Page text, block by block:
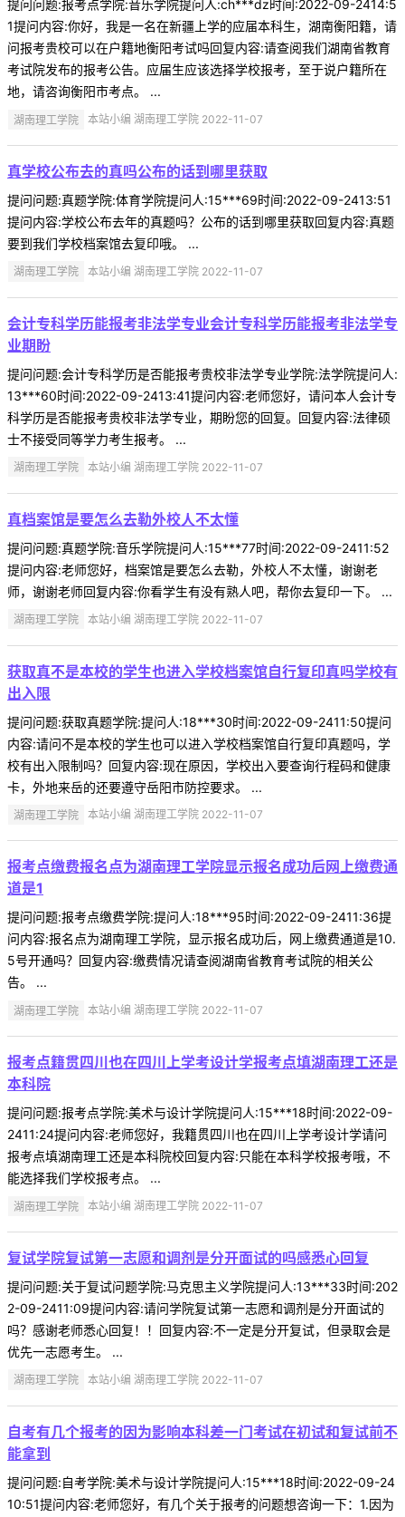
提问问题:报考点学院:音乐学院提问人:ch***dz时间:2022-09-2414:5
1提问内容:你好，我是一名在新疆上学的应届本科生，湖南衡阳籍，请
问报考贵校可以在户籍地衡阳考试吗回复内容:请查阅我们湖南省教育
考试院发布的报考公告。应届生应该选择学校报考，至于说户籍所在
地，请咨询衡阳市考点。 ...
湖南理工学院 本站小编 湖南理工学院 2022-11-07
真学校公布去的真吗公布的话到哪里获取
提问问题:真题学院:体育学院提问人:15***69时间:2022-09-2413:51
提问内容:学校公布去年的真题吗？公布的话到哪里获取回复内容:真题
要到我们学校档案馆去复印哦。 ...
湖南理工学院 本站小编 湖南理工学院 2022-11-07
会计专科学历能报考非法学专业会计专科学历能报考非法学专
业期盼
提问问题:会计专科学历是否能报考贵校非法学专业学院:法学院提问人:
13***60时间:2022-09-2413:41提问内容:老师您好，请问本人会计专
科学历是否能报考贵校非法学专业，期盼您的回复。回复内容:法律硕
士不接受同等学力考生报考。 ...
湖南理工学院 本站小编 湖南理工学院 2022-11-07
真档案馆是要怎么去勒外校人不太懂
提问问题:真题学院:音乐学院提问人:15***77时间:2022-09-2411:52
提问内容:老师您好，档案馆是要怎么去勒，外校人不太懂，谢谢老
师，谢谢老师回复内容:你看学生有没有熟人吧，帮你去复印一下。 ...
湖南理工学院 本站小编 湖南理工学院 2022-11-07
获取真不是本校的学生也进入学校档案馆自行复印真吗学校有
出入限
提问问题:获取真题学院:提问人:18***30时间:2022-09-2411:50提问
内容:请问不是本校的学生也可以进入学校档案馆自行复印真题吗，学
校有出入限制吗？回复内容:现在原因，学校出入要查询行程码和健康
卡，外地来岳的还要遵守岳阳市防控要求。 ...
湖南理工学院 本站小编 湖南理工学院 2022-11-07
报考点缴费报名点为湖南理工学院显示报名成功后网上缴费通
道是1
提问问题:报考点缴费学院:提问人:18***95时间:2022-09-2411:36提
问内容:报名点为湖南理工学院，显示报名成功后，网上缴费通道是10.
5号开通吗？回复内容:缴费情况请查阅湖南省教育考试院的相关公
告。 ...
湖南理工学院 本站小编 湖南理工学院 2022-11-07
报考点籍贯四川也在四川上学考设计学报考点填湖南理工还是
本科院
提问问题:报考点学院:美术与设计学院提问人:15***18时间:2022-09-
2411:24提问内容:老师您好，我籍贯四川也在四川上学考设计学请问
报考点填湖南理工还是本科院校回复内容:只能在本科学校报考哦，不
能选择我们学校报考点。 ...
湖南理工学院 本站小编 湖南理工学院 2022-11-07
复试学院复试第一志愿和调剂是分开面试的吗感悉心回复
提问问题:关于复试问题学院:马克思主义学院提问人:13***33时间:202
2-09-2411:09提问内容:请问学院复试第一志愿和调剂是分开面试的
吗？感谢老师悉心回复！！回复内容:不一定是分开复试，但录取会是
优先一志愿考生。 ...
湖南理工学院 本站小编 湖南理工学院 2022-11-07
自考有几个报考的因为影响本科差一门考试在初试和复试前不
能拿到
提问问题:自考学院:美术与设计学院提问人:15***18时间:2022-09-24
10:51提问内容:老师您好，有几个关于报考的问题想咨询一下：1.因为